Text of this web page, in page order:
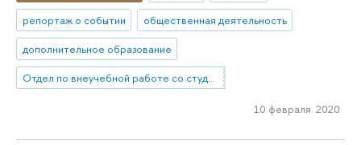
репортаж о событии
общественная деятельность
дополнительное образование
Отдел по внеучебной работе со студентами (Нижний Новгород)
10 февраля 2020